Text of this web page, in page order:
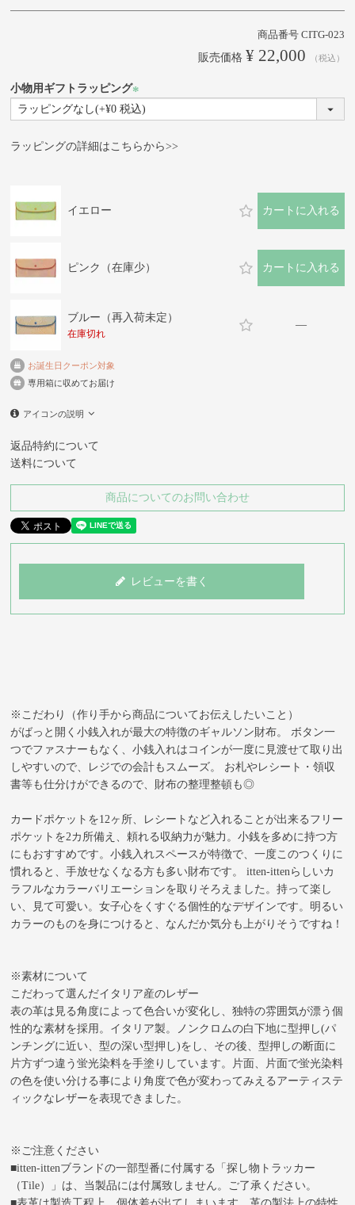
商品番号 CITG-023
販売価格 ¥ 22,000 税込
小物用ギフトラッピング
(必
ラッピングの詳細はこちらから>>
イエロー カートに入れる
ピンク（在庫少） カートに入れる
ブルー（再入荷未定）
在庫切れ
—
お誕生日クーポン対象
専用箱に収めてお届け
アイコンの説明
返品特約について
送料について
商品についてのお問い合わせ
レビューを書く
※こだわり（作り手から商品についてお伝えしたいこと）
がばっと開く小銭入れが最大の特徴のギャルソン財布。 ボタン一
つでファスナーもなく、小銭入れはコインが一度に見渡せて取り出
しやすいので、レジでの会計もスムーズ。 お札やレシート・領収
書等も仕分けができるので、財布の整理整頓も◎
カードポケットを12ヶ所、レシートなど入れることが出来るフリー
ポケットを2カ所備え、頼れる収納力が魅力。小銭を多めに持つ方
にもおすすめです。小銭入れスペースが特徴で、一度このつくりに
慣れると、手放せなくなる方も多い財布です。 itten-ittenらしいカ
ラフルなカラーバリエーションを取りそろえました。持って楽し
い、見て可愛い。女子心をくすぐる個性的なデザインです。明るい
カラーのものを身につけると、なんだか気分も上がりそうですね！
※素材について
こだわって選んだイタリア産のレザー
表の革は見る角度によって色合いが変化し、独特の雰囲気が漂う個
性的な素材を採用。イタリア製。ノンクロムの白下地に型押し(パ
ンチングに近い、型の深い型押し)をし、その後、型押しの断面に
片方ずつ違う蛍光染料を手塗りしています。片面、片面で蛍光染料
の色を使い分ける事により角度で色が変わってみえるアーティステ
ィックなレザーを表現できました。
※ご注意ください
■itten-ittenブランドの一部型番に付属する「探し物トラッカー
（Tile）」は、当製品には付属致しません。ご了承ください。